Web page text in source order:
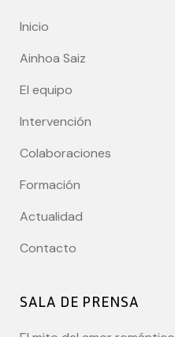
Inicio
Ainhoa Saiz
El equipo
Intervención
Colaboraciones
Formación
Actualidad
Contacto
SALA DE PRENSA